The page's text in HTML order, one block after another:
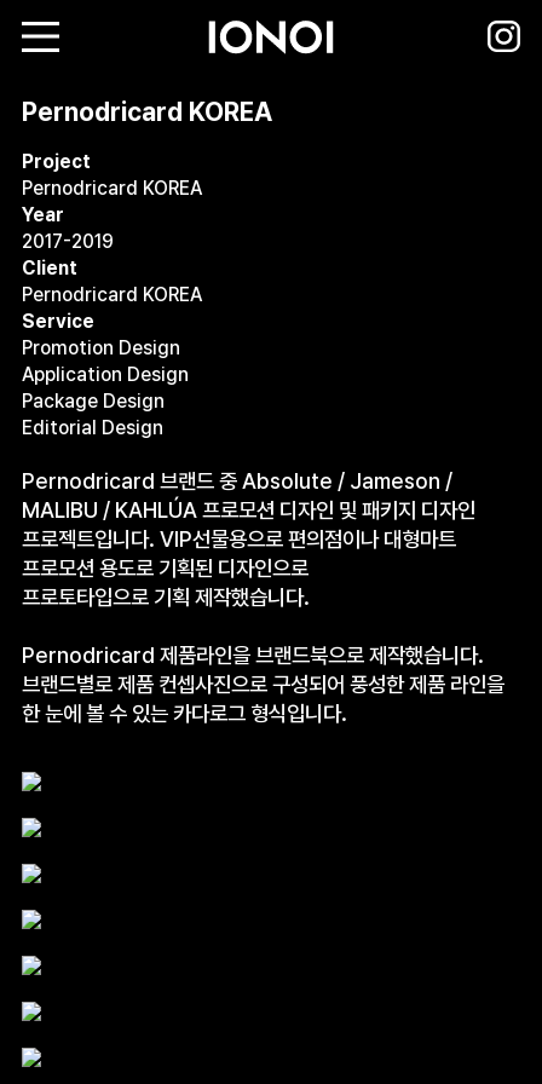
Pernodricard KOREA
Project
Pernodricard KOREA
Year
2017-2019
Client
Pernodricard KOREA
Service
Promotion Design
Application Design
Package Design
Editorial Design
Pernodricard 브랜드 중 Absolute / Jameson /
MALIBU / KAHLÚA 프로모션 디자인 및 패키지 디자인
프로젝트입니다. VIP선물용으로 편의점이나 대형마트
프로모션 용도로 기획된 디자인으로
프로토타입으로 기획 제작했습니다.
Pernodricard 제품라인을 브랜드북으로 제작했습니다.
브랜드별로 제품 컨셉사진으로 구성되어 풍성한 제품 라인을
한 눈에 볼 수 있는 카다로그 형식입니다.